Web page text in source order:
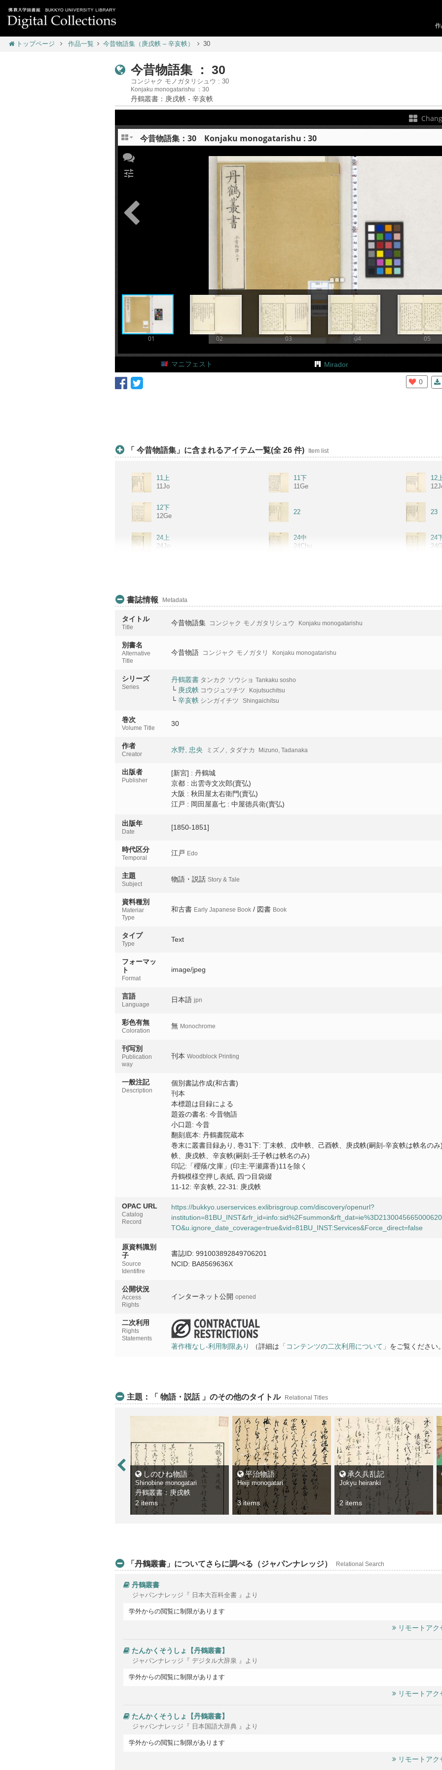
トップページ 作品一覧 今昔物語集（庚戌帙 – 辛亥帙） 30
今昔物語集 ： 30
コンジャク モノガタリシュウ : 30
Konjaku monogatarishu ：30
丹鶴叢書：庚戌帙 - 辛亥帙
+
Add Item
今昔物語集：30 Konjaku monogatarishu : 30
01 02 03 04 05
tune
マニフェスト Mirador
0
「 今昔物語集」に含まれるアイテム一覧(全 26 件) Item list
11上
11Jo
11下
11Ge
12
12下
12Ge
22 23
24上
24Jo
24中
24Chu
24
26中
26Chu
26Ge
27下
28下
29Chu
書誌情報 Metadata
タイトル
Title
今昔物語集 コンジャク モノガタリシュウ Konjaku monogatarishu
別書名
Alternative
Title
今昔物語 コンジャク モノガタリ Konjaku monogatarishu
シリーズ
Series
丹鶴叢書 タンカク ソウショ Tankaku sosho
└ 庚戌帙 コウジュツチツ Kojutsuchitsu
└ 辛亥帙 シンガイチツ Shingaichitsu
巻次
Volume Title
30
作者
Creator
水野, 忠央 ミズノ, タダナカ Mizuno, Tadanaka
出版者
Publisher
[新宮] : 丹鶴城
京都 : 出雲寺文次郎(賣弘)
大阪 : 秋田屋太右衛門(賣弘)
江戸 : 岡田屋嘉七 : 中屋徳兵衛(賣弘)
出版年
Date
[1850-1851]
時代区分
Temporal
江戸 Edo
主題
Subject
物語・説話 Story & Tale
資料種別
Materiar
Type
和古書 Early Japanese Book/ 図書 Book
タイプ
Type
Text
フォーマッ
ト
Format
image/jpeg
言語
Language
日本語 jpn
彩色有無
Coloration
無 Monochrome
刊写別
Publication
way
刊本 Woodblock Printing
一般注記
Description
個別書誌作成(和古書)
刊本
本標題は目録による
題簽の書名: 今昔物語
小口題: 今昔
翻刻底本: 丹鶴書院蔵本
巻末に叢書目録あり, 巻31下: 丁未帙、戊申帙、己酉帙、庚戌帙(嗣刻-辛亥帙は帙名の
帙、庚戌帙、辛亥帙(嗣刻-壬子帙は帙名のみ)
印記:「櫻蔭/文庫」(印主:平瀬露香)11を除く
丹鶴模様空押し表紙, 四つ目袋綴
11-12: 辛亥帙, 22-31: 庚戌帙
OPAC URL
Catalog
Record
https://bukkyo.userservices.exlibrisgroup.com/discovery/openurl?
TO&u.ignore_date_coverage=true&vid=81BU_INST:Services&Force_direct=false
原資料識別
子
Source
Identifire
書誌ID: 991003892849706201
NCID: BA8569636X
公開状況
Access
Rights
インターネット公開 opened
二次利用
Rights
Statements
著作権なし-利用制限あり （詳細は 「コンテンツの二次利用について」 をご覧ください
主題：「 物語・説話 」のその他のタイトル Relational Titles
しのひね物語
Shinobine monogatari
丹鶴叢書：庚戌帙
2 items
平治物語
Heiji monogatari
3 items
承久兵乱記
Jokyu heiranki
2 items
「丹鶴叢書」についてさらに調べる（ジャパンナレッジ） Relational Search
丹鶴叢書
ジャパンナレッジ『 日本大百科全書 』より
学外からの閲覧に制限があります
リモートア
たんかくそうしょ【丹鶴叢書】
ジャパンナレッジ『 デジタル大辞泉 』より
学外からの閲覧に制限があります
リモートア
たんかくそうしょ【丹鶴叢書】
ジャパンナレッジ『 日本国語大辞典 』より
学外からの閲覧に制限があります
リモートア